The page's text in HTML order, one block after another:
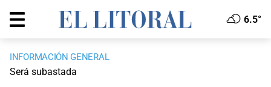
6.5°
INFORMACIÓN GENERAL
Será subastada